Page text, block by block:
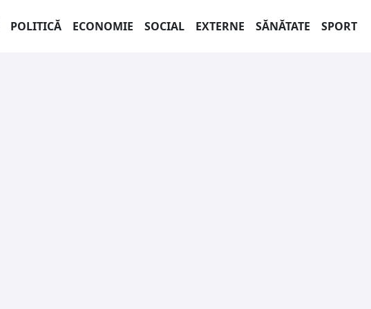
POLITICĂ ECONOMIE SOCIAL EXTERNE SĂNĂTATE SPORT